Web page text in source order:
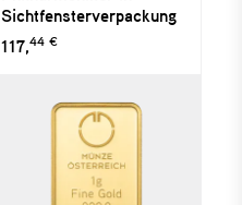
Sichtfensterverpackung
117,44 €